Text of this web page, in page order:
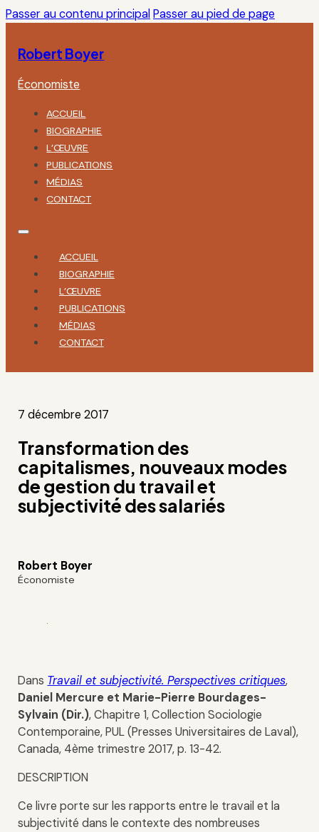
Passer au contenu principal Passer au pied de page
Robert Boyer
Économiste
ACCUEIL
BIOGRAPHIE
L’ŒUVRE
PUBLICATIONS
MÉDIAS
CONTACT
ACCUEIL
BIOGRAPHIE
L’ŒUVRE
PUBLICATIONS
MÉDIAS
CONTACT
7 décembre 2017
Transformation des
capitalismes, nouveaux modes
de gestion du travail et
subjectivité des salariés
Robert Boyer
Économiste
Dans Travail et subjectivité. Perspectives critiques,
Daniel Mercure et Marie-Pierre Bourdages-
Sylvain (Dir.), Chapitre 1, Collection Sociologie
Contemporaine, PUL (Presses Universitaires de Laval),
Canada, 4ème trimestre 2017, p. 13-42.
DESCRIPTION
Ce livre porte sur les rapports entre le travail et la
subjectivité dans le contexte des nombreuses